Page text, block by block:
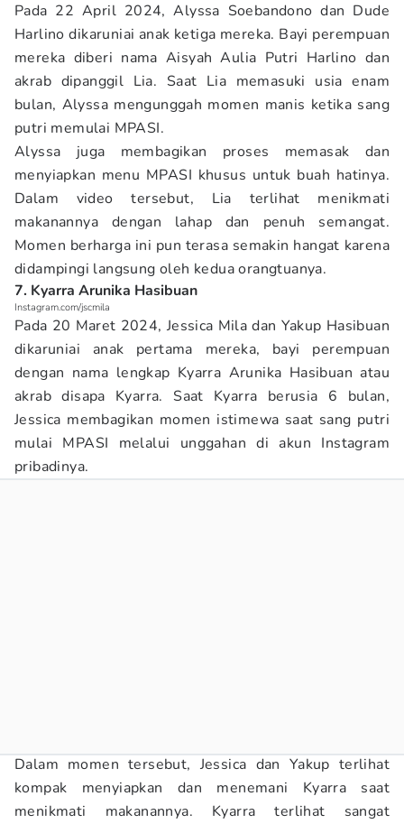
Pada 22 April 2024, Alyssa Soebandono dan Dude
Harlino dikaruniai anak ketiga mereka. Bayi perempuan
mereka diberi nama Aisyah Aulia Putri Harlino dan
akrab dipanggil Lia. Saat Lia memasuki usia enam
bulan, Alyssa mengunggah momen manis ketika sang
putri memulai MPASI.
Alyssa juga membagikan proses memasak dan
menyiapkan menu MPASI khusus untuk buah hatinya.
Dalam video tersebut, Lia terlihat menikmati
makanannya dengan lahap dan penuh semangat.
Momen berharga ini pun terasa semakin hangat karena
didampingi langsung oleh kedua orangtuanya.
7. Kyarra Arunika Hasibuan
Instagram.com/jscmila
Pada 20 Maret 2024, Jessica Mila dan Yakup Hasibuan
dikaruniai anak pertama mereka, bayi perempuan
dengan nama lengkap Kyarra Arunika Hasibuan atau
akrab disapa Kyarra. Saat Kyarra berusia 6 bulan,
Jessica membagikan momen istimewa saat sang putri
mulai MPASI melalui unggahan di akun Instagram
pribadinya.
Dalam momen tersebut, Jessica dan Yakup terlihat
kompak menyiapkan dan menemani Kyarra saat
menikmati makanannya. Kyarra terlihat sangat